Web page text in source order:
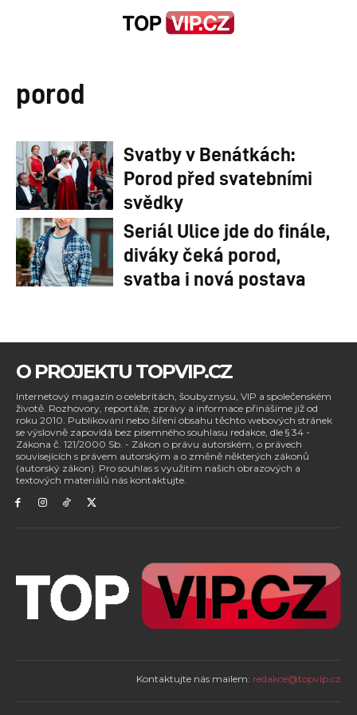
porod
Svatby v Benátkách:
Porod před svatebními
svědky
Seriál Ulice jde do finále,
diváky čeká porod,
svatba i nová postava
O PROJEKTU TOPVIP.CZ
Internetový magazín o celebritách, šoubyznysu, VIP a společenském
životě. Rozhovory, reportáže, zprávy a informace přinášíme již od
roku 2010. Publikování nebo šíření obsahu těchto webových stránek
se výslovně zapovídá bez písemného souhlasu redakce, dle § 34 -
Zákona č. 121/2000 Sb. - Zákon o právu autorském, o právech
souvisejících s právem autorským a o změně některých zákonů
(autorský zákon). Pro souhlas s využitím našich obrazových a
textových materiálů nás kontaktujte.
Kontaktujte nás mailem: redakce@topvip.cz